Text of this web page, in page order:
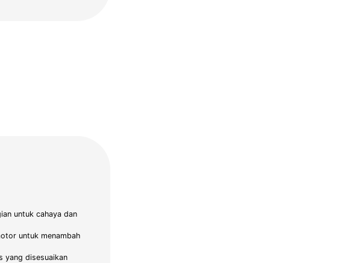
untuk cahaya dan
untuk menambah
yang disesuaikan